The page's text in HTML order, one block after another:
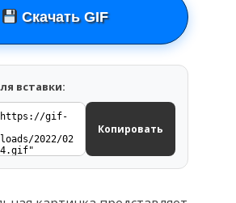
Скачать GIF
вставки:
Копировать